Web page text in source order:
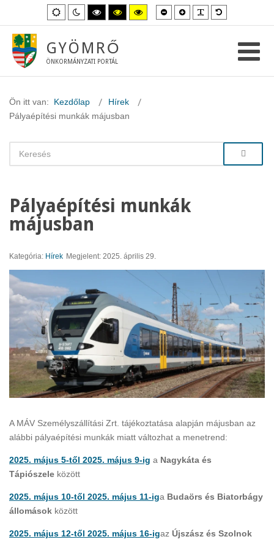
Alapértelmezett
mód
Éjszakai
mód
Magas
kontraszt
fekete-
mód.
Magas
kontraszt
fekete-
Magas
kontraszt
sárga-
Kisebb
betűméret
Nagyobb
betűméret
GYÖMRŐ
ÖNKORMÁNYZATI PORTÁL
Ön itt van: Kezdőlap
Hírek
Pályaépítési munkák májusban
Pályaépítési munkák
májusban
Kategória: Hírek Megjelent: 2025. április 29.
A MÁV Személyszállítási Zrt. tájékoztatása alapján májusban az
alábbi pályaépítési munkák miatt változhat a menetrend:
2025. május 5-től 2025. május 9-ig a Nagykáta és
Tápiószele között
2025. május 10-től 2025. május 11-iga Budaörs és Biatorbágy
állomások között
2025. május 12-től 2025. május 16-igaz Újszász és Szolnok